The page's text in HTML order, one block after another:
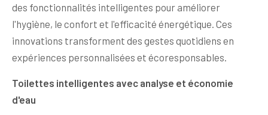
des fonctionnalités intelligentes pour améliorer
l'hygiène, le confort et l'efficacité énergétique. Ces
innovations transforment des gestes quotidiens en
expériences personnalisées et écoresponsables.
Toilettes intelligentes avec analyse et économie
d'eau